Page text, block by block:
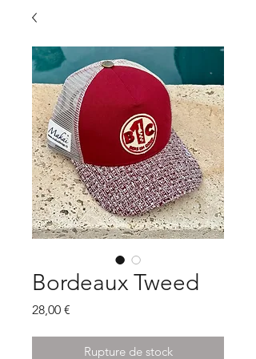
Bordeaux Tweed
28,00 €
Rupture de stock